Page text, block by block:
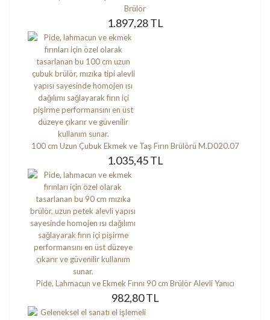
Brülör
1.897,28 TL
100 cm Uzun Çubuk Ekmek ve Taş Fırın Brülörü M.D020.07
1.035,45 TL
Pide, Lahmacun ve Ekmek Fırını 90 cm Brülör Alevli Yanıcı
982,80 TL